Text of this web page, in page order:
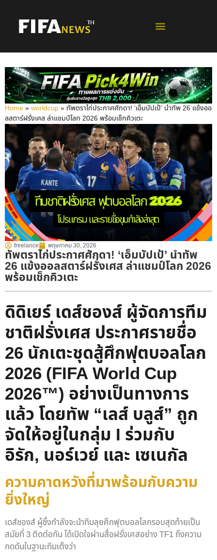
Home»worldcup» ทัพตราไก่ประกาศศักดา! ‘เอ็มบัปเป้’ นำทัพ 26 แข้งออ
ลสตาร์ฝรั่งเศส ล่าแชมป์โลก 2026 พร้อมเช็กคิวเตะ
freelance พฤษภาคม 30, 2026
ทัพตราไก่ประกาศศักดา! ‘เอ็มบัปเป้’ นำทัพ
26 แข้งออลสตาร์ฝรั่งเศส ล่าแชมป์โลก 2026
พร้อมเช็กคิวเตะ
ดิดิเยร์ เดส์ชองส์ ผู้จัดการทีม
ชาติฝรั่งเศส ประกาศรายชื่อ
26 นักเตะชุดสู้ศึกฟุตบอลโลก
2026 (FIFA World Cup
2026™) อย่างเป็นทางการ
แล้ว โดยทัพ “เลส์ บลูส์” ถูก
จัดให้อยู่ในกลุ่ม I ร่วมกับ
อิรัก, นอร์เวย์ และ เซเนกัล
ความคาดหวังที่มาพร้อมกับความ
ยิ่งใหญ่
เดส์ชองส์ ผู้ซึ่งกำลังจะนำทีมลุยศึกฟุตบอลโลกรอบสุดท้ายเป็น
สมัยที่ 3 ติดต่อกัน ได้เปิดใจผ่านสื่อฝรั่งเศสอย่าง TF1 ถึงความ
กดดันในฐานะทีมเต็งว่า